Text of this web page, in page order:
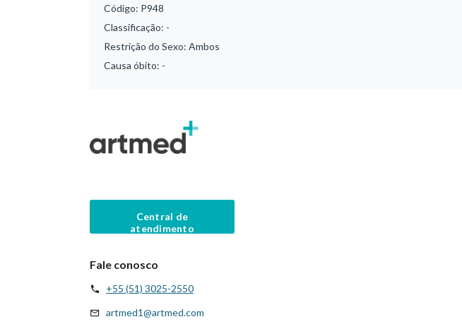
Código: P948
Classificação: -
Restrição do Sexo: Ambos
Causa óbito: -
Central de
atendimento
Fale conosco
+55 (51) 3025-2550
artmed1@artmed.com